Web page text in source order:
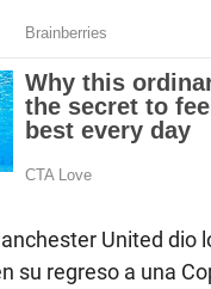
United dio
su regreso a una